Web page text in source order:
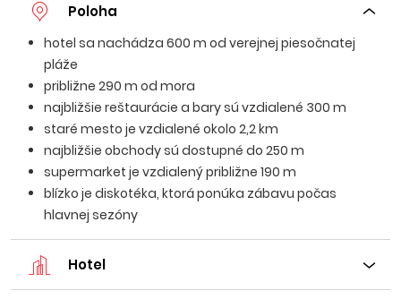
Poloha
hotel sa nachádza 600 m od verejnej piesočnatej
pláže
približne 290 m od mora
najbližšie reštaurácie a bary sú vzdialené 300 m
staré mesto je vzdialené okolo 2,2 km
najbližšie obchody sú dostupné do 250 m
supermarket je vzdialený približne 190 m
blízko je diskotéka, ktorá ponúka zábavu počas
hlavnej sezóny
Hotel